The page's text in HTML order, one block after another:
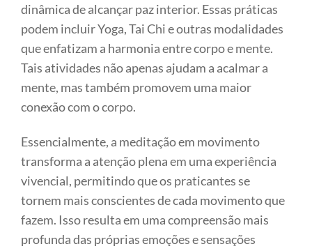
dinâmica de alcançar paz interior. Essas práticas
podem incluir Yoga, Tai Chi e outras modalidades
que enfatizam a harmonia entre corpo e mente.
Tais atividades não apenas ajudam a acalmar a
mente, mas também promovem uma maior
conexão com o corpo.
Essencialmente, a meditação em movimento
transforma a atenção plena em uma experiência
vivencial, permitindo que os praticantes se
tornem mais conscientes de cada movimento que
fazem. Isso resulta em uma compreensão mais
profunda das próprias emoções e sensações